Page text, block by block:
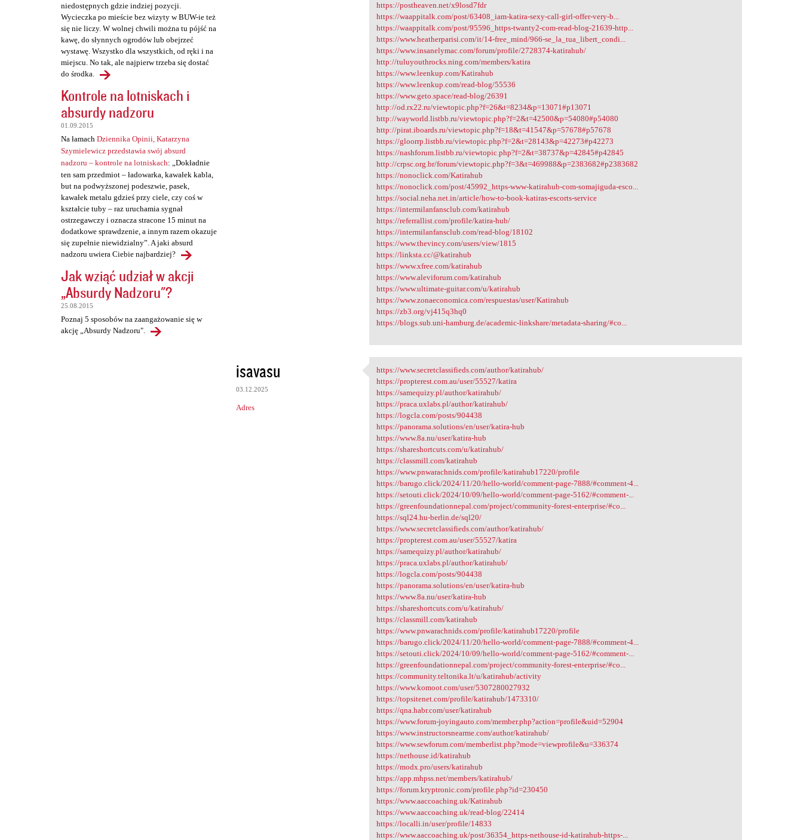
niedostępnych gdzie indziej pozycji.
Wycieczka po mieście bez wizyty w BUW-ie też
się nie liczy. W wolnej chwili można tu pójść na
kawę, do słynnych ogrodów lub obejrzeć
wystawę. Wszystko dla wszystkich, od ręki i na
miejscu. No tak, ale najpierw trzeba się dostać
do środka.
Kontrole na lotniskach i
absurdy nadzoru
01.09.2015
Na łamach Dziennika Opinii, Katarzyna
Szymielewicz przedstawia swój absurd
nadzoru – kontrole na lotniskach: „Dokładnie
ten sam przedmiot – ładowarka, kawałek kabla,
but na podwyższonej podeszwie, pasek,
kawałek metalu gdzieś przy ciele, czy coś w
kształcie tuby – raz uruchamia sygnał
ostrzegawczy i oznacza stracone 15 minut na
dodatkowe sprawdzenie, a innym razem okazuje
się zupełnie niewidzialny”. A jaki absurd
nadzoru uwiera Ciebie najbardziej?
Jak wziąć udział w akcji
„Absurdy Nadzoru"?
25.08.2015
Poznaj 5 sposobów na zaangażowanie się w
akcję „Absurdy Nadzoru".
https://postheaven.net/x9losd7fdr
https://waappitalk.com/post/63408_iam-katira-sexy-call-girl-offer-very-b...
https://waappitalk.com/post/95596_https-twanty2-com-read-blog-21639-http...
https://www.heatherparisi.com/it/14-free_mind/966-se_la_tua_libert_condi...
https://www.insanelymac.com/forum/profile/2728374-katirahub/
http://tuluyouthrocks.ning.com/members/katira
https://www.leenkup.com/Katirahub
https://www.leenkup.com/read-blog/55536
https://www.geto.space/read-blog/26391
http://od.rx22.ru/viewtopic.php?f=26&t=8234&p=13071#p13071
http://wayworld.listbb.ru/viewtopic.php?f=2&t=42500&p=54080#p54080
http://pirat.iboards.ru/viewtopic.php?f=18&t=41547&p=57678#p57678
https://gloorrp.listbb.ru/viewtopic.php?f=2&t=28143&p=42273#p42273
https://nashforum.listbb.ru/viewtopic.php?f=2&t=38737&p=42845#p42845
http://crpsc.org.br/forum/viewtopic.php?f=3&t=469988&p=2383682#p2383682
https://nonoclick.com/Katirahub
https://nonoclick.com/post/45992_https-www-katirahub-com-somajiguda-esco...
https://social.neha.net.in/article/how-to-book-katiras-escorts-service
https://intermilanfansclub.com/katirahub
https://referrallist.com/profile/katira-hub/
https://intermilanfansclub.com/read-blog/18102
https://www.thevincy.com/users/view/1815
https://linksta.cc/@katirahub
https://www.xfree.com/katirahub
https://www.aleviforum.com/katirahub
https://www.ultimate-guitar.com/u/katirahub
https://www.zonaeconomica.com/respuestas/user/Katirahub
https://zb3.org/vj415q3hq0
https://blogs.sub.uni-hamburg.de/academic-linkshare/metadata-sharing/#co...
isavasu
03.12.2025
Adres
https://www.secretclassifieds
https://www.secretclassifieds.com/author/katirahub/
https://propterest.com.au/user/55527/katira
https://samequizy.pl/author/katirahub/
https://praca.uxlabs.pl/author/katirahub/
https://logcla.com/posts/904438
https://panorama.solutions/en/user/katira-hub
https://www.8a.nu/user/katira-hub
https://shareshortcuts.com/u/katirahub/
https://classmill.com/katirahub
https://www.pnwarachnids.com/profile/katirahub17220/profile
https://barugo.click/2024/11/20/hello-world/comment-page-7888/#comment-4...
https://setouti.click/2024/10/09/hello-world/comment-page-5162/#comment-...
https://greenfoundationnepal.com/project/community-forest-enterprise/#co...
https://sql24.hu-berlin.de/sql20/
https://www.secretclassifieds.com/author/katirahub/
https://propterest.com.au/user/55527/katira
https://samequizy.pl/author/katirahub/
https://praca.uxlabs.pl/author/katirahub/
https://logcla.com/posts/904438
https://panorama.solutions/en/user/katira-hub
https://www.8a.nu/user/katira-hub
https://shareshortcuts.com/u/katirahub/
https://classmill.com/katirahub
https://www.pnwarachnids.com/profile/katirahub17220/profile
https://barugo.click/2024/11/20/hello-world/comment-page-7888/#comment-4...
https://setouti.click/2024/10/09/hello-world/comment-page-5162/#comment-...
https://greenfoundationnepal.com/project/community-forest-enterprise/#co...
https://community.teltonika.lt/u/katirahub/activity
https://www.komoot.com/user/5307280027932
https://topsitenet.com/profile/katirahub/1473310/
https://qna.habr.com/user/katirahub
https://www.forum-joyingauto.com/member.php?action=profile&uid=52904
https://www.instructorsnearme.com/author/katirahub/
https://www.sewforum.com/memberlist.php?mode=viewprofile&u=336374
https://nethouse.id/katirahub
https://modx.pro/users/katirahub
https://app.mhpss.net/members/katirahub/
https://forum.kryptronic.com/profile.php?id=230450
https://www.aaccoaching.uk/Katirahub
https://www.aaccoaching.uk/read-blog/22414
https://localli.in/user/profile/14833
https://www.aaccoaching.uk/post/36354_https-nethouse-id-katirahub-https-...